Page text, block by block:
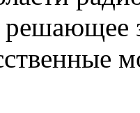
решающее